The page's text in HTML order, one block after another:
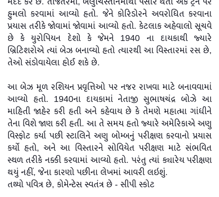
હુમલો કરવામાં આવ્યો હતો. જેને કોરિડોરને અવરોધિત કરવાના
પ્રયાસ તરીકે જોવામાં જોવામાં આવ્યો હતો. કેટલાક અહેવાલો સૂચવે
છે કે યુરોપિયન દેશો કે જેમને 1940 ના દાયકાથી જ્યારે
બ્રિટિશરોએ ત્યાં બેઝ બનાવ્યો હતો ત્યારથી આ વિસ્તારમાં રસ છે,
તેઓ સંડોવાયેલા હોઈ શકે છે.
આ બેઝ મૂળ રશિયન પ્રવૃત્તિઓ પર નજર રાખવા માટે બનાવવામાં
આવ્યો હતો. 1940ના દાયકામાં નેતાજી સુભાષચંદ્ર બોઝે આ
માહિતી જાહેર કરી હતી અને કહેવાય છે કે તેમણે મહાત્મા ગાંધીને
તેના વિશે જાણ કરી હતી. આ તે સમય હતો જ્યારે અમેરિકાએ અણુ
વિસ્ફોટ કર્યા પછી સ્ટાલિને અણુ બોમ્બનું પરીક્ષણ કરવાનો પ્રયાસ
કર્યો હતો, અને આ વિસ્તારને સોવિયેત પરીક્ષણ માટે સંભવિત
સ્થળ તરીકે નક્કી કરવામાં આવ્યો હતો. પરંતુ ત્યાં ક્યારેય પરીક્ષણ
થયું નહીં, જેના કારણો પછીના લેખમાં આવરી લઇશું.
તથ્યો પવિત્ર છે, કોમેન્ટેસ સ્વતંત્ર છે - સીપી સ્કોટ